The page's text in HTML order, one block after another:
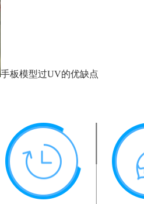
手板模型过UV的优缺点